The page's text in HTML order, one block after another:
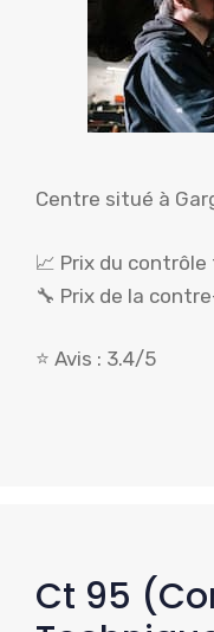
Centre situé à
📈 Prix du
🔧 Prix de la
⭐ Avis : 3.4/5
Ct 95